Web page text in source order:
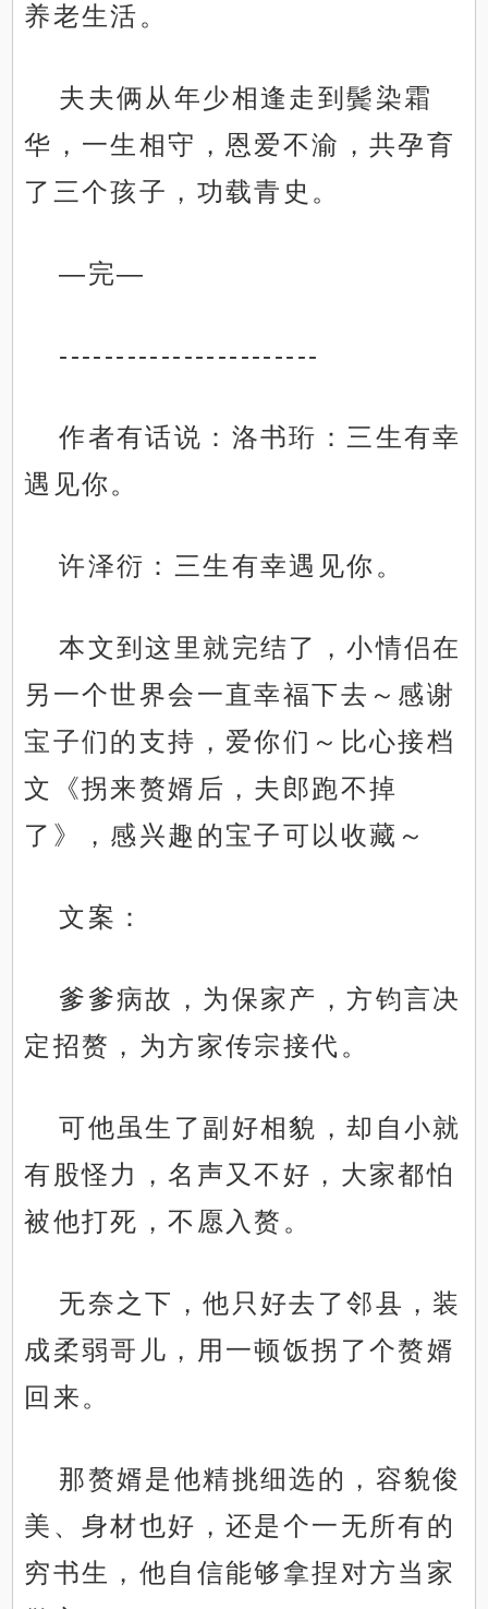
养老生活。
夫夫俩从年少相逢走到鬓染霜
华，一生相守，恩爱不渝，共孕育
了三个孩子，功载青史。
—完—
-----------------------
作者有话说：洛书珩：三生有幸
遇见你。
许泽衍：三生有幸遇见你。
本文到这里就完结了，小情侣在
另一个世界会一直幸福下去～感谢
宝子们的支持，爱你们～比心接档
文《拐来赘婿后，夫郎跑不掉
了》，感兴趣的宝子可以收藏～
文案：
爹爹病故，为保家产，方钧言决
定招赘，为方家传宗接代。
可他虽生了副好相貌，却自小就
有股怪力，名声又不好，大家都怕
被他打死，不愿入赘。
无奈之下，他只好去了邻县，装
成柔弱哥儿，用一顿饭拐了个赘婿
回来。
那赘婿是他精挑细选的，容貌俊
美、身材也好，还是个一无所有的
穷书生，他自信能够拿捏对方当家